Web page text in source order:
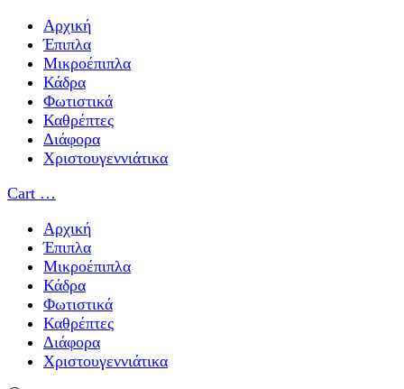
Αρχική
Έπιπλα
Μικροέπιπλα
Κάδρα
Φωτιστικά
Καθρέπτες
Διάφορα
Χριστουγεννιάτικα
Cart …
Αρχική
Έπιπλα
Μικροέπιπλα
Κάδρα
Φωτιστικά
Καθρέπτες
Διάφορα
Χριστουγεννιάτικα